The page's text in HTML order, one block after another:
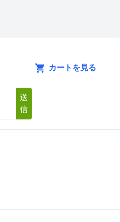
カートを見る
送
信